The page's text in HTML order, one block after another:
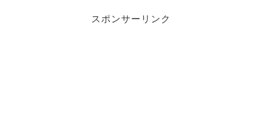
スポンサーリンク